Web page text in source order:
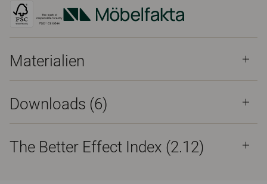
Materialien
Downloads (6)
The Better Effect Index (2.12)